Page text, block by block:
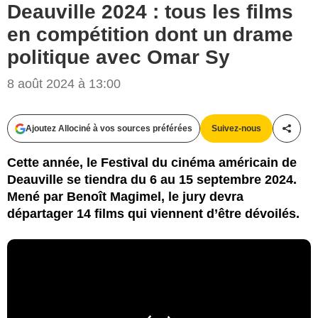
Deauville 2024 : tous les films
en compétition dont un drame
politique avec Omar Sy
8 août 2024 à 13:00
Ajoutez Allociné à vos sources préférées Suivez-nous
Cette année, le Festival du cinéma américain de
Deauville se tiendra du 6 au 15 septembre 2024.
Mené par Benoît Magimel, le jury devra
départager 14 films qui viennent d’être dévoilés.